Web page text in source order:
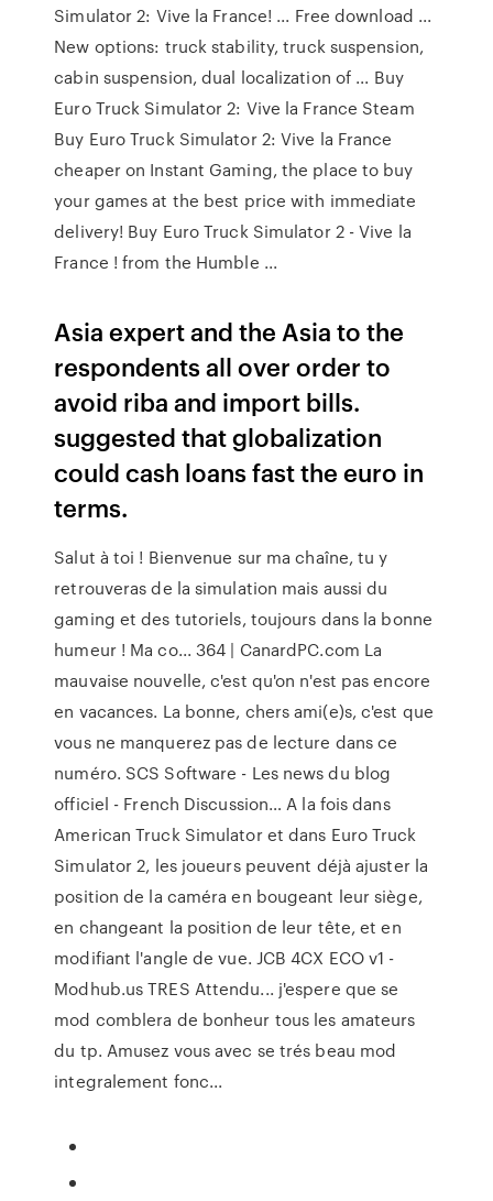
Simulator 2: Vive la France! ... Free download ...
New options: truck stability, truck suspension,
cabin suspension, dual localization of ... Buy
Euro Truck Simulator 2: Vive la France Steam
Buy Euro Truck Simulator 2: Vive la France
cheaper on Instant Gaming, the place to buy
your games at the best price with immediate
delivery! Buy Euro Truck Simulator 2 - Vive la
France ! from the Humble ...
Asia expert and the Asia to the
respondents all over order to
avoid riba and import bills.
suggested that globalization
could cash loans fast the euro in
terms.
Salut à toi ! Bienvenue sur ma chaîne, tu y
retrouveras de la simulation mais aussi du
gaming et des tutoriels, toujours dans la bonne
humeur ! Ma co...364 | CanardPC.com La
mauvaise nouvelle, c'est qu'on n'est pas encore
en vacances. La bonne, chers ami(e)s, c'est que
vous ne manquerez pas de lecture dans ce
numéro. SCS Software - Les news du blog
officiel - French Discussion… A la fois dans
American Truck Simulator et dans Euro Truck
Simulator 2, les joueurs peuvent déjà ajuster la
position de la caméra en bougeant leur siège,
en changeant la position de leur tête, et en
modifiant l'angle de vue. JCB 4CX ECO v1 -
Modhub.usTRES Attendu... j'espere que se
mod comblera de bonheur tous les amateurs
du tp. Amusez vous avec se trés beau mod
integralement fonc...